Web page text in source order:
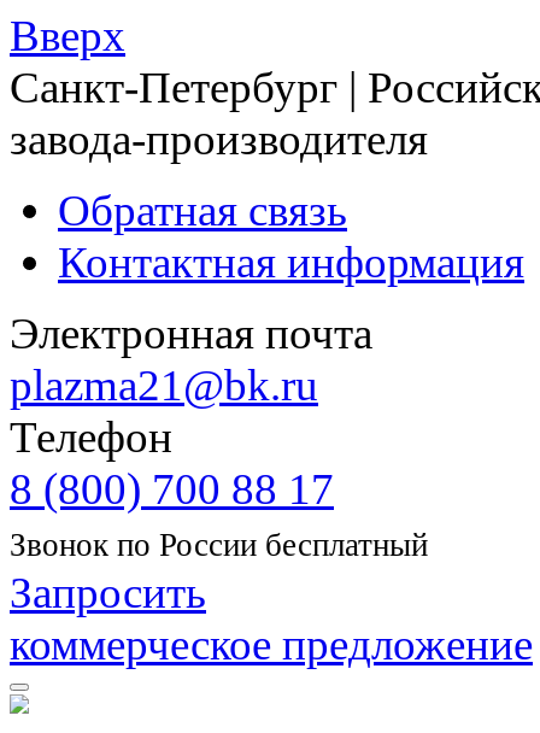
Вверх
Санкт-Петербург |
завода-производителя
Обратная связь
Контактная информация
Электронная почта
plazma21@bk.ru
Телефон
8 (800) 700 88 17
Звонок по России бесплатный
Запросить
коммерческое предложение